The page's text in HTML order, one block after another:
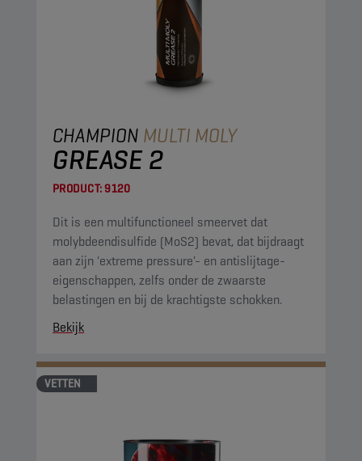
CHAMPION MULTI MOLY
GREASE 2
PRODUCT:9120
Dit is een multifunctioneel smeervet dat
molybdeendisulfide (MoS2) bevat, dat bijdraagt
aan zijn 'extreme pressure'- en antislijtage-
eigenschappen, zelfs onder de zwaarste
belastingen en bij de krachtigste schokken.
Bekijk
VETTEN